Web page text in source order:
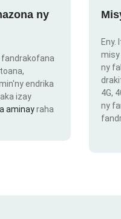
ny
fandrakofana
endrika
izay
aminayraha
misy
ny
4G,
ny